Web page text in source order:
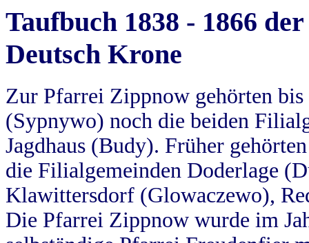
Taufbuch 1838 - 1866
Deutsch Krone
Zur Pfarrei Zippnow gehörten
(Sypnywo) noch die beiden
Jagdhaus (Budy). Früher
die Filialgemeinden Doderlage
Klawittersdorf (Glowaczewo),
Die Pfarrei Zippnow wurde im